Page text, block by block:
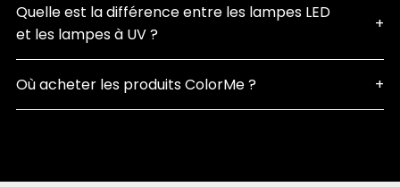
Quelle est la différence entre les lampes LED
et les lampes à UV ?
Où acheter les produits ColorMe ?